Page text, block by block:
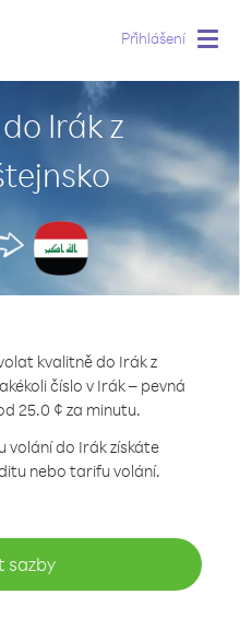
Přihlášení
Irák z
kvalitně do Irák z
číslo v Irák – pevná
25.0 ¢ za minutu.
volání do Irák získáte
nebo tarifu volání.
sazby